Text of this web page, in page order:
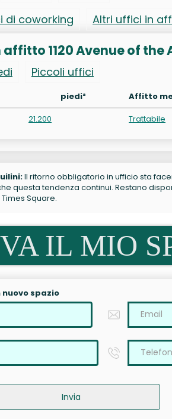
di coworking Altri uffici in
1120 Avenue of the
Piccoli uffici
piedi²
Affitto
21.200 Trattabile
Il ritorno obbligatorio in ufficio sta
questa tendenza continui. Restano
Square.
IL MIO
spazio
Invia